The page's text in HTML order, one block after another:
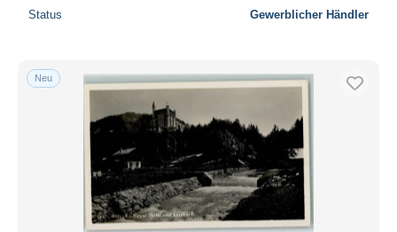
Status Gewerblicher Händler
Neu